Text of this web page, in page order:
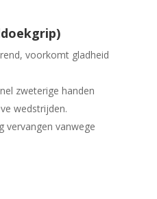
voorkomt gladheid
zweterige handen
wedstrijden.
vervangen vanwege